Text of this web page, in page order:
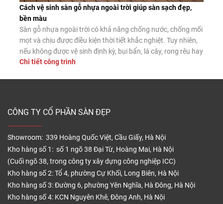
Cách vệ sinh sàn gỗ nhựa ngoài trời giúp sàn sạch đẹp,
bền màu
Sàn gỗ nhựa ngoài trời có khả năng chống nước, chống mối
mọt và chịu được điều kiện thời tiết khắc nghiệt. Tuy nhiên,
nếu không được vệ sinh định kỳ, bụi bẩn, lá cây, rong rêu hay
dầu mỡ vẫn có thể tích tụ trên bề mặt, làm giảm tính thẩm
Chi tiết công trình
CÔNG TY CỔ PHẦN SÀN ĐẸP
Showroom: 339 Hoàng Quốc Việt, Cầu Giấy, Hà Nội
Kho hàng số 1: số 1 ngõ 38 Đại Từ, Hoàng Mai, Hà Nội
(Cuối ngõ 38, trong công ty xây dựng công nghiệp ICC)
Kho hàng số 2: Tổ 4, phường Cự Khối, Long Biên, Hà Nội
Kho hàng số 3: Đường 6, phường Yên Nghĩa, Hà Đông, Hà Nội
Kho hàng số 4: KCN Nguyên Khê, Đông Anh, Hà Nội